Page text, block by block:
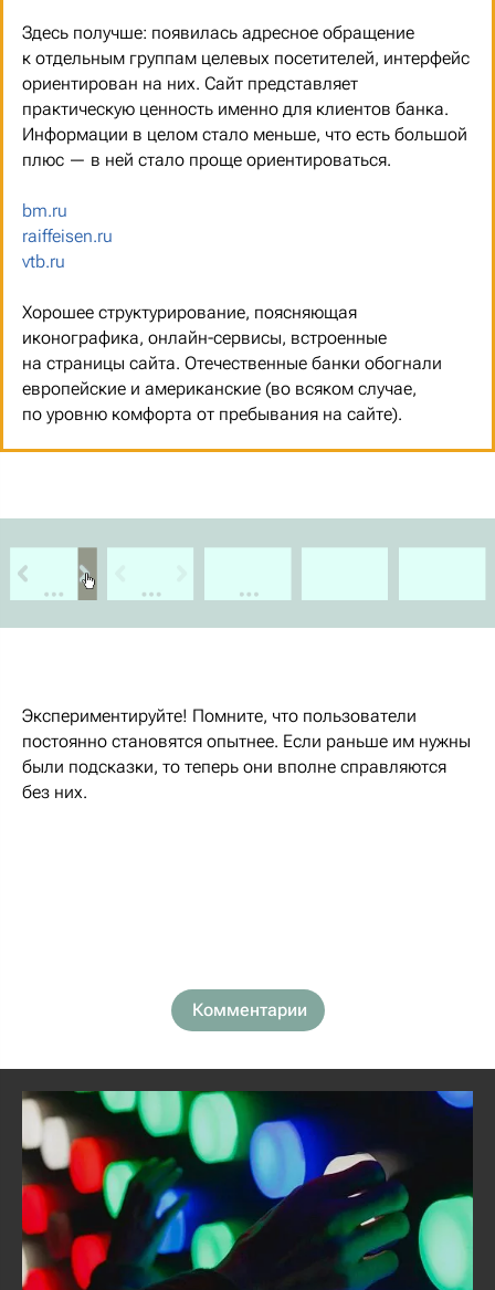
Здесь получше: появилась адресное обращение
к отдельным группам целевых посетителей, интерфейс
ориентирован на них. Сайт представляет
практическую ценность именно для клиентов банка.
Информации в целом стало меньше, что есть большой
плюс — в ней стало проще ориентироваться.
bm.ru
raiffeisen.ru
vtb.ru
Хорошее структурирование, поясняющая
иконографика, онлайн-сервисы, встроенные
на страницы сайта. Отечественные банки обогнали
европейские и американские (во всяком случае,
по уровню комфорта от пребывания на сайте).
Экспериментируйте! Помните, что пользователи
постоянно становятся опытнее. Если раньше им нужны
были подсказки, то теперь они вполне справляются
без них.
Комментарии